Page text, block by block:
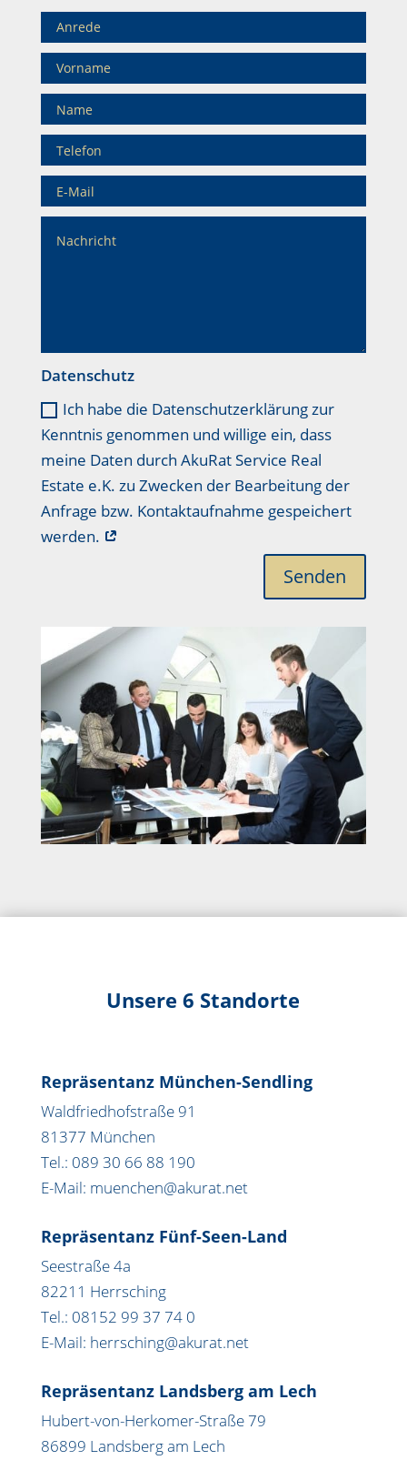
Datenschutz
Ich habe die Datenschutzerklärung zur
Kenntnis genommen und willige ein, dass
meine Daten durch AkuRat Service Real
Estate e.K. zu Zwecken der Bearbeitung der
Anfrage bzw. Kontaktaufnahme gespeichert
werden.
Senden
Unsere 6 Standorte
Repräsentanz München-Sendling
Waldfriedhofstraße 91
81377 München
Tel.: 089 30 66 88 190
E-Mail: muenchen@akurat.net
Repräsentanz Fünf-Seen-Land
Seestraße 4a
82211 Herrsching
Tel.: 08152 99 37 74 0
E-Mail: herrsching@akurat.net
Repräsentanz Landsberg am Lech
Hubert-von-Herkomer-Straße 79
86899 Landsberg am Lech